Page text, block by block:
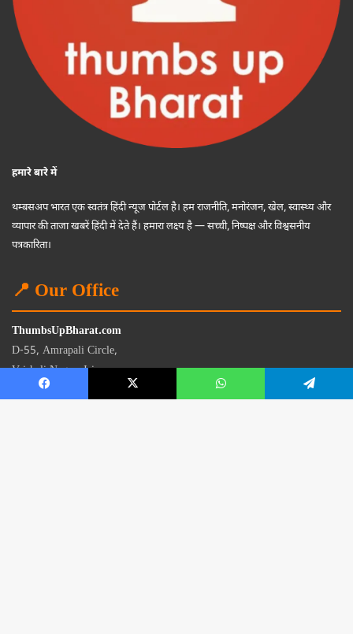
हमारे बारे में
थम्बसअप भारत एक स्वतंत्र हिंदी न्यूज पोर्टल है। हम राजनीति, मनोरंजन, खेल, स्वास्थ्य और
व्यापार की ताजा खबरें हिंदी में देते हैं। हमारा लक्ष्य है — सच्ची, निष्पक्ष और विश्वसनीय
पत्रकारिता।
📍 Our Office
ThumbsUpBharat.com
D-55, Amrapali Circle,
Vaishali Nagar, Jaipur
Rajasthan - 302021